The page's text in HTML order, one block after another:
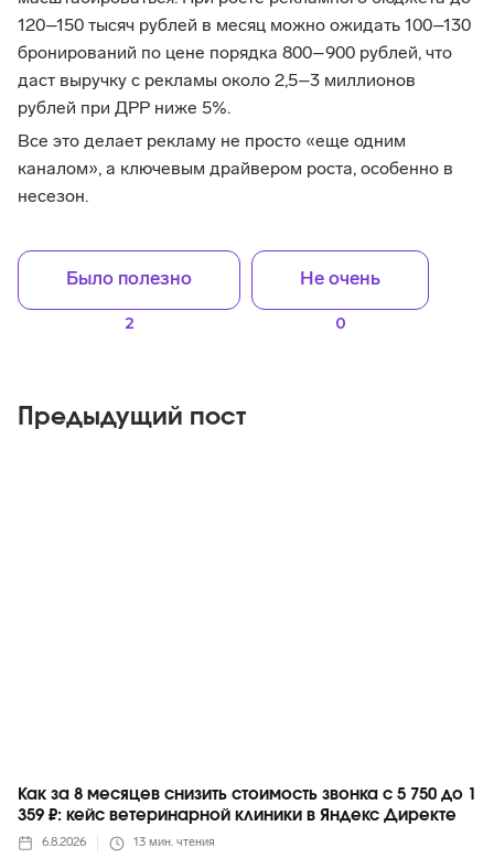
120–150 тысяч рублей в месяц можно ожидать 100–130
бронирований по цене порядка 800–900 рублей, что
даст выручку с рекламы около 2,5–3 миллионов
рублей при ДРР ниже 5%.
Все это делает рекламу не просто «еще одним
каналом», а ключевым драйвером роста, особенно в
несезон.
Было полезно
2
Не очень
0
Предыдущий пост
Как за 8 месяцев снизить стоимость звонка с 5 750 до 1
359 ₽: кейс ветеринарной клиники в Яндекс Директе
6.8.2026 13 мин. чтения